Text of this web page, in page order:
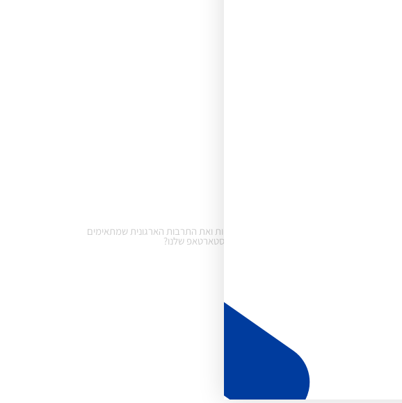
358: איך בונים את הצוות ואת התרבות הארגונית שמתאימים
לסטארטאפ שלנו?